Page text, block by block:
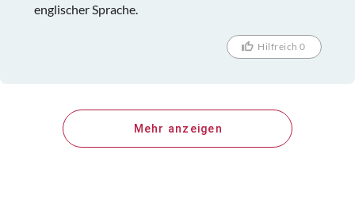
englischer Sprache.
Hilfreich 0
Mehr anzeigen